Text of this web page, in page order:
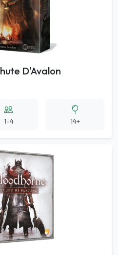
D'Avalon
1-4 14+